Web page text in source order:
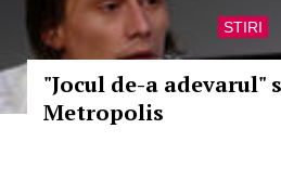
STIRI
"Jocul de-a adevarul"
Metropolis